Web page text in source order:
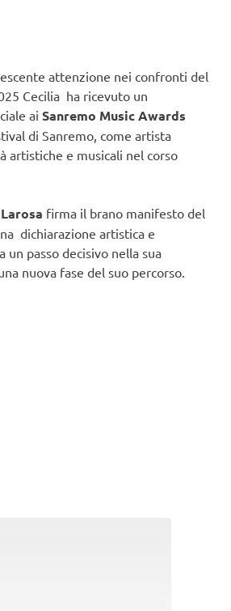
attenzione nei confronti del
Cecilia ha ricevuto un
ai Sanremo Music Awards
di Sanremo, come artista
artistiche e musicali nel corso
firma il brano manifesto del
dichiarazione artistica e
un passo decisivo nella sua
nuova fase del suo percorso.